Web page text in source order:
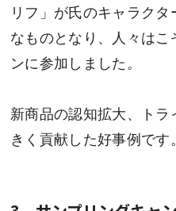
リフ」が氏のキャラク
なものとなり、人々は
ンに参加しました。
新商品の認知拡大、ト
きく貢献した好事例です